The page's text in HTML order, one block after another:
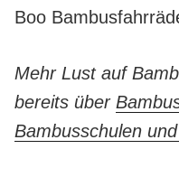
Boo
Mehr Lust auf
bereits über
Bambusschulen